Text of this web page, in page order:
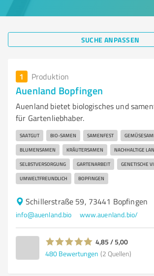
SUCHE ANPASSEN
1 Produktion
Auenland Bopfingen
Auenland bietet biologisches und
für Gartenliebhaber.
SAATGUT BIO-SAMEN SAMENFEST
BLUMENSAMEN KRÄUTERSAMEN NACHHALTIGE
SELBSTVERSORGUNG GARTENARBEIT GENETISCHE
UMWELTFREUNDLICH BOPFINGEN
Schillerstraße 59, 73441 Bopfingen
info@auenland.bio www.auenland.bio/
4,85 / 5,00
480 Bewertungen (2 Quellen)